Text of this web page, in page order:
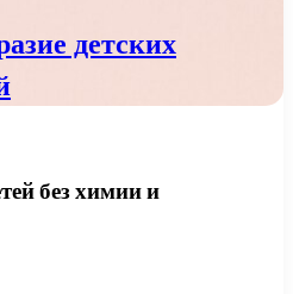
детских
без химии и